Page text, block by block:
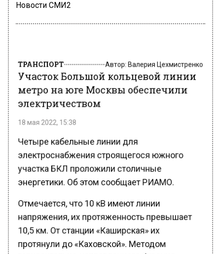
Новости СМИ2
Участок Большой кольцевой линии
метро на юге Москвы обеспечили
электричеством
Четыре кабельные линии для
электроснабжения строящегося южного
участка БКЛ проложили столичные
энергетики. Об этом сообщает РИАМО.
Отмечается, что 10 кВ имеют линии
напряжения, их протяженность превышает
10,5 км. От станции «Каширская» их
протянули до «Каховской». Методом